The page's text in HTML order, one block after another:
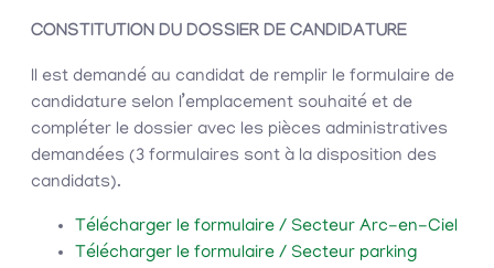
CONSTITUTION DU DOSSIER DE CANDIDATURE
Il est demandé au candidat de remplir le formulaire de
candidature selon l’emplacement souhaité et de
compléter le dossier avec les pièces administratives
demandées (3 formulaires sont à la disposition des
candidats).
Télécharger le formulaire / Secteur Arc-en-Ciel
Télécharger le formulaire / Secteur parking